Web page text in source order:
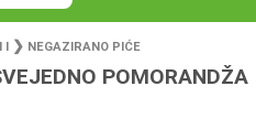
I ❯ NEGAZIRANO PIĆE
POMORANDŽA